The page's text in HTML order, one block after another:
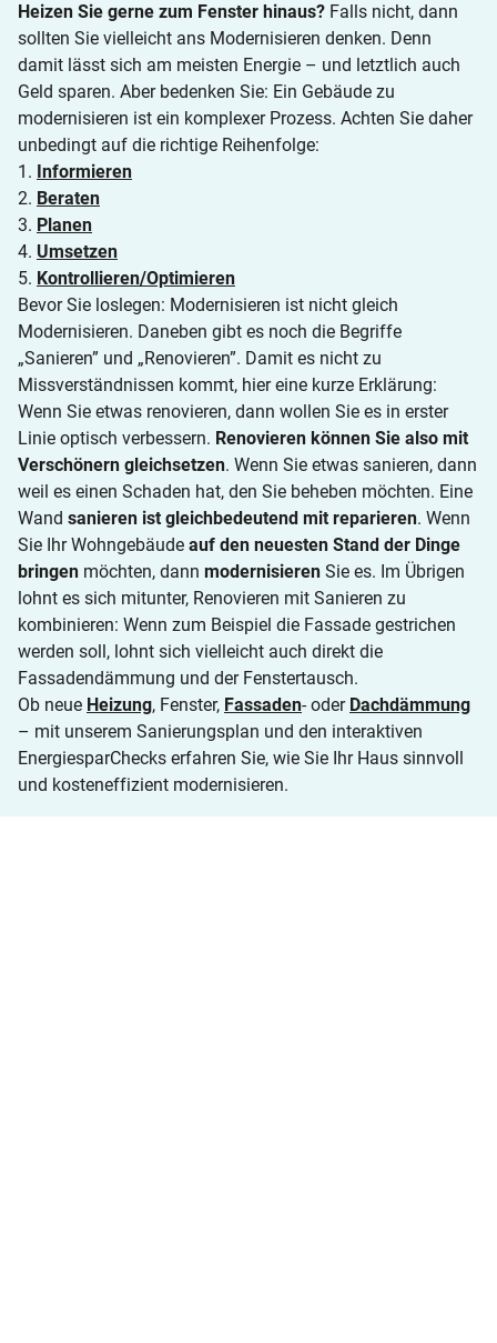
Heizen Sie gerne zum Fenster hinaus? Falls nicht, dann
sollten Sie vielleicht ans Modernisieren denken. Denn
damit lässt sich am meisten Energie – und letztlich auch
Geld sparen. Aber bedenken Sie: Ein Gebäude zu
modernisieren ist ein komplexer Prozess. Achten Sie daher
unbedingt auf die richtige Reihenfolge:
1. Informieren
2. Beraten
3. Planen
4. Umsetzen
5. Kontrollieren/Optimieren
Bevor Sie loslegen: Modernisieren ist nicht gleich
Modernisieren. Daneben gibt es noch die Begriffe
„Sanieren” und „Renovieren”. Damit es nicht zu
Missverständnissen kommt, hier eine kurze Erklärung:
Wenn Sie etwas renovieren, dann wollen Sie es in erster
Linie optisch verbessern. Renovieren können Sie also mit
Verschönern gleichsetzen. Wenn Sie etwas sanieren, dann
weil es einen Schaden hat, den Sie beheben möchten. Eine
Wand sanieren ist gleichbedeutend mit reparieren. Wenn
Sie Ihr Wohngebäude auf den neuesten Stand der Dinge
bringen möchten, dann modernisieren Sie es. Im Übrigen
lohnt es sich mitunter, Renovieren mit Sanieren zu
kombinieren: Wenn zum Beispiel die Fassade gestrichen
werden soll, lohnt sich vielleicht auch direkt die
Fassadendämmung und der Fenstertausch.
Ob neue Heizung, Fenster, Fassaden- oder Dachdämmung
– mit unserem Sanierungsplan und den interaktiven
EnergiesparChecks erfahren Sie, wie Sie Ihr Haus sinnvoll
und kosteneffizient modernisieren.